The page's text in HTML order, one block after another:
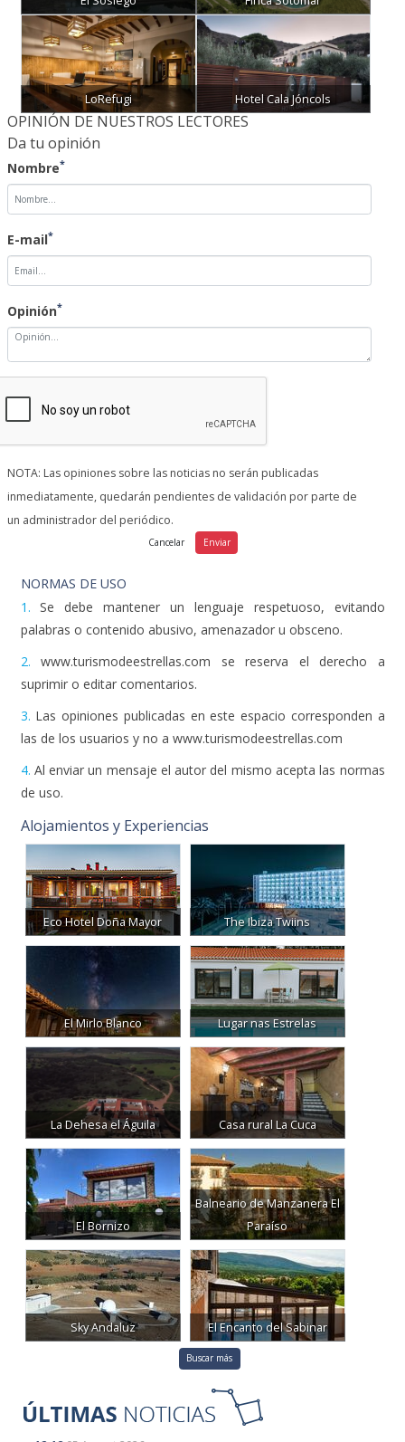
LoRefugi Hotel Cala Jóncols
OPINIÓN DE NUESTROS LECTORES
Da tu opinión
Nombre*
E-mail*
Opinión*
NOTA: Las opiniones sobre las noticias no serán publicadas
inmediatamente, quedarán pendientes de validación por parte de
un administrador del periódico.
NORMAS DE USO
1. Se debe mantener un lenguaje respetuoso, evitando
palabras o contenido abusivo, amenazador u obsceno.
2. www.turismodeestrellas.com se reserva el derecho a
suprimir o editar comentarios.
3. Las opiniones publicadas en este espacio corresponden a
las de los usuarios y no a www.turismodeestrellas.com
4. Al enviar un mensaje el autor del mismo acepta las normas
de uso.
Alojamientos y Experiencias
Eco Hotel Doña Mayor The Ibiza Twiins
El Mirlo Blanco Lugar nas Estrelas
La Dehesa el Águila Casa rural La Cuca
El Bornizo
Balneario de Manzanera El
Paraíso
Sky Andaluz El Encanto del Sabinar
Buscar más